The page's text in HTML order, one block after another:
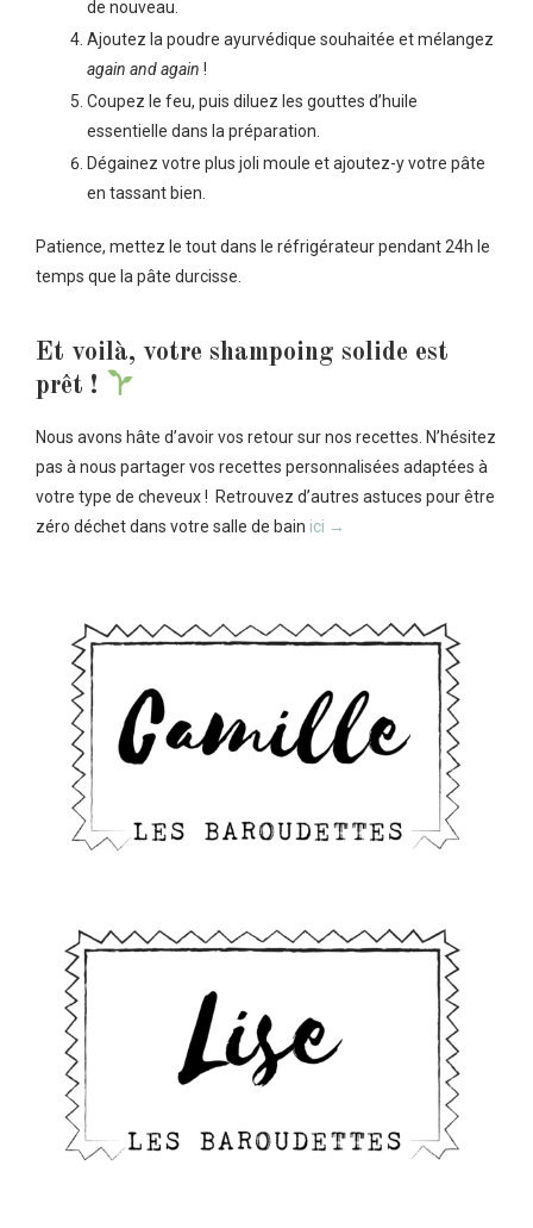
de nouveau.
Ajoutez la poudre ayurvédique souhaitée et mélangez
again and again !
Coupez le feu, puis diluez les gouttes d’huile
essentielle dans la préparation.
Dégainez votre plus joli moule et ajoutez-y votre pâte
en tassant bien.
Patience, mettez le tout dans le réfrigérateur pendant 24h le
temps que la pâte durcisse.
Et voilà, votre shampoing solide est
prêt !
Nous avons hâte d’avoir vos retour sur nos recettes. N’hésitez
pas à nous partager vos recettes personnalisées adaptées à
votre type de cheveux ! Retrouvez d’autres astuces pour être
zéro déchet dans votre salle de bain ici →